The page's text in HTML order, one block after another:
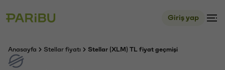
Giriş yap
Anasayfa Stellar fiyatı Stellar (XLM) TL fiyat geçmişi